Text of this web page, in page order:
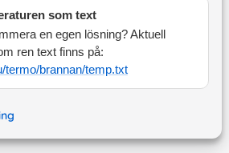
som text
en egen lösning? Aktuell
ren text finns på:
termo/brannan/temp.txt